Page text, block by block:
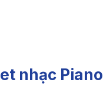
nhạc Piano